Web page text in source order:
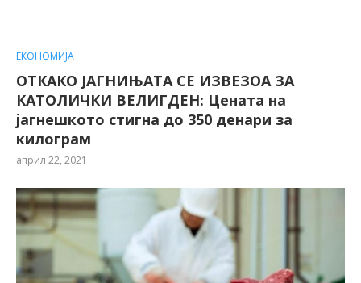
ЕКОНОМИЈА
ОТКАКО ЈАГНИЊАТА СЕ ИЗВЕЗОА ЗА
КАТОЛИЧКИ ВЕЛИГДЕН: Цената на
јагнешкото стигна до 350 денари за
килограм
април 22, 2021